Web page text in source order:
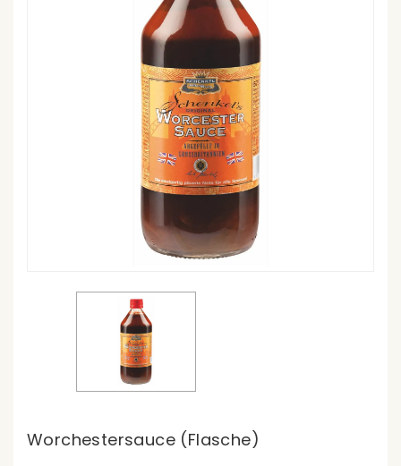
Worchestersauce (Flasche)